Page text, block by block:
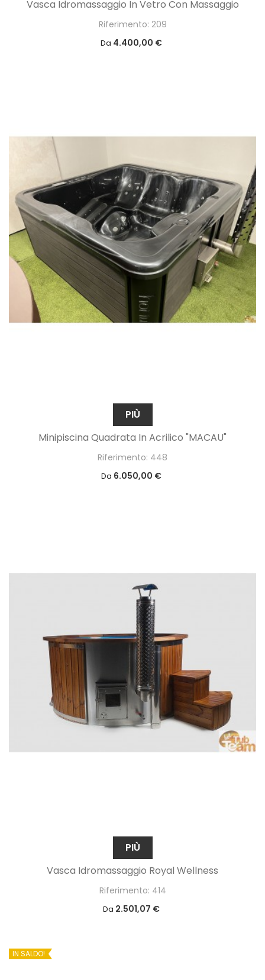
Vasca Idromassaggio In Vetro Con Massaggio
Riferimento: 209
Da 4.400,00 €
PIÙ
Minipiscina Quadrata In Acrilico "MACAU"
Riferimento: 448
Da 6.050,00 €
PIÙ
Vasca Idromassaggio Royal Wellness
Riferimento: 414
Da 2.501,07 €
IN SALDO!